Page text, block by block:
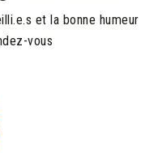
et la bonne humeur
vous